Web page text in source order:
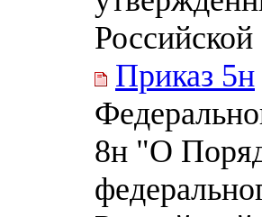
Приказ 5н
8н "О